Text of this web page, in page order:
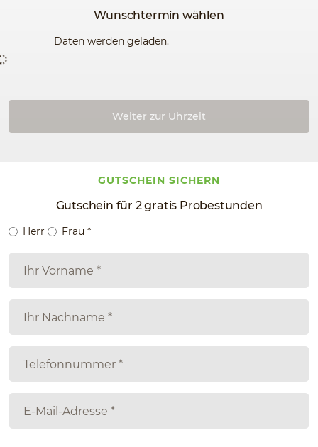
Wunschtermin wählen
Daten werden geladen.
Weiter zur Uhrzeit
GUTSCHEIN SICHERN
Gutschein für 2 gratis Probestunden
Herr Frau *